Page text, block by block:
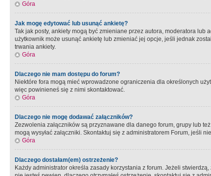
Góra
Jak mogę edytować lub usunąć ankietę?
Tak jak posty, ankiety mogą być zmieniane przez autora, moderatora lub
użytkownik może usunąć ankietę lub zmieniać jej opcje, jeśli jednak
trwania ankiety.
Góra
Dlaczego nie mam dostępu do forum?
Niektóre fora mogą mieć wprowadzone ograniczenia dla określonych
więc powinieneś się z nimi skontaktować.
Góra
Dlaczego nie mogę dodawać załączników?
Zezwolenia załączników są przyznawane dla danego forum, grupy lub
mogą wysyłać załączniki. Skontaktuj się z administratorem Forum, jeśli
Góra
Dlaczego dostałam(em) ostrzeżenie?
Każdy administrator określa zasady korzystania z forum. Jeżeli